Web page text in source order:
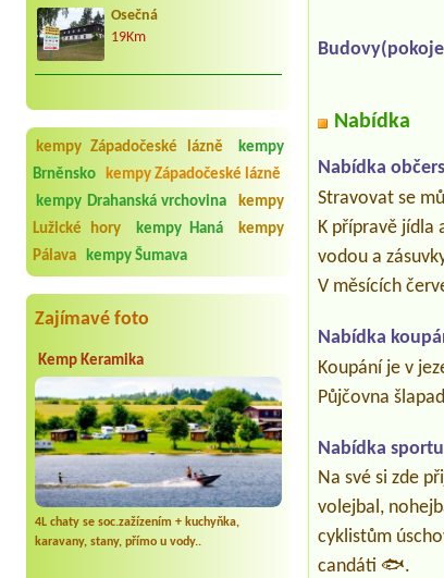
Osečná
19Km
kempy Západočeské lázně
kempy
Brněnsko
kempy Západočeské lázně
kempy Drahanská vrchovina
kempy
Lužické hory
kempy Haná
kempy
Pálava kempy Šumava
Zajímavé foto
Kemp Keramika
4L chaty se soc.zažízením + kuchyňka,
karavany, stany, přímo u vody..
Nabídka
Nabídka
Stravovat se
K přípravě jídla
vodou a
V měsících
Nabídka
Koupání je v
Půjčovna
Nabídka
Na své si zde
volejbal,
cyklistům
candáti 🐟.